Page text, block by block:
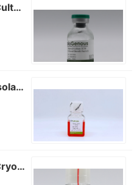
类器官基质胶Organoid Culture ECM (Reduced Growth Factor)（M315066）
类器官脱离液Organoid Isolation Solution（E238006）
类器官冻存液Organoid Cryopreservation Medium(Serum Free)（E238023）